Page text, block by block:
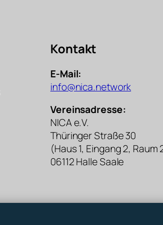
Kontakt
E-Mail:
info@nica.network
Vereinsadresse:
NICA e.V.
Thüringer Straße 30
(Haus 1, Eingang 2, Raum
06112 Halle Saale